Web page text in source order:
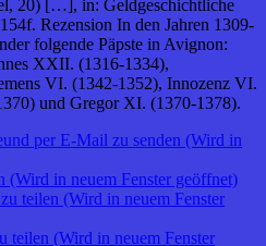
20) […], in: Geldgeschichtliche
Rezension In den Jahren 1309-
folgende Päpste in Avignon:
XXII. (1316-1334),
VI. (1342-1352), Innozenz VI.
und Gregor XI. (1370-1378).
per E-Mail zu senden (Wird in
(Wird in neuem Fenster geöffnet)
teilen (Wird in neuem Fenster
teilen (Wird in neuem Fenster